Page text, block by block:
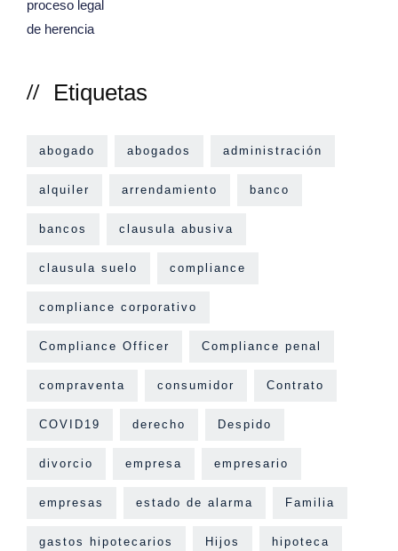
Etiquetas
abogado abogados administración
alquiler arrendamiento banco
bancos clausula abusiva
clausula suelo compliance
compliance corporativo
Compliance Officer Compliance penal
compraventa consumidor Contrato
COVID19 derecho Despido
divorcio empresa empresario
empresas estado de alarma Familia
gastos hipotecarios Hijos hipoteca